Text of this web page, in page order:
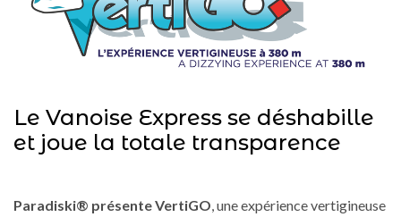
Le Vanoise Express se déshabille
et joue la totale transparence
Paradiski® présente VertiGO, une expérience vertigineuse